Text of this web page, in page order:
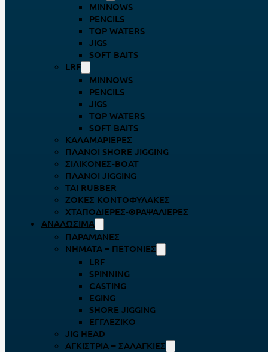
MINNOWS
PENCILS
TOP WATERS
JIGS
SOFT BAITS
LRF
MINNOWS
PENCILS
JIGS
TOP WATERS
SOFT BAITS
ΚΑΛΑΜΑΡΙΈΡΕΣ
ΠΛΆΝΟΙ SHORE JIGGING
ΣΙΛΙΚΌΝΕΣ-BOAT
ΠΛΆΝΟΙ JIGGING
TAI RUBBER
ΖΌΚΕΣ ΚΟΝΤΟΦΎΛΑΚΕΣ
ΧΤΑΠΟΔΙΈΡΕΣ-ΘΡΑΨΑΛΙΈΡΕΣ
ΑΝΑΛΏΣΙΜΑ
ΠΑΡΑΜΆΝΕΣ
ΝΉΜΑΤΑ – ΠΕΤΟΝΙΈΣ
LRF
SPINNING
CASTING
EGING
SHORE JIGGING
ΕΓΓΛΈΖΙΚΟ
JIG HEAD
ΑΓΚΊΣΤΡΙΑ – ΣΑΛΑΓΚΙΈΣ